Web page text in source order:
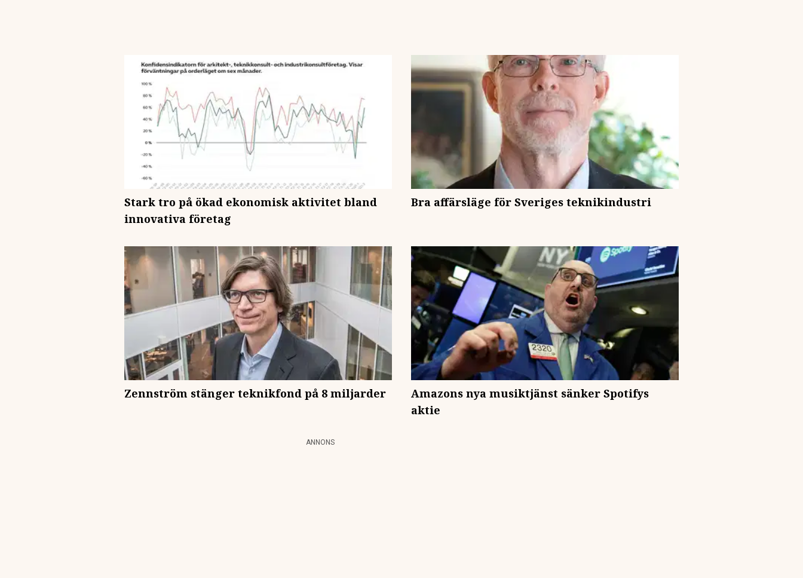
Stark tro på ökad ekonomisk aktivitet bland
innovativa företag
Bra affärsläge för Sveriges teknikindustri
Zennström stänger teknikfond på 8 miljarder
Amazons nya musiktjänst sänker Spotifys
aktie
ANNONS